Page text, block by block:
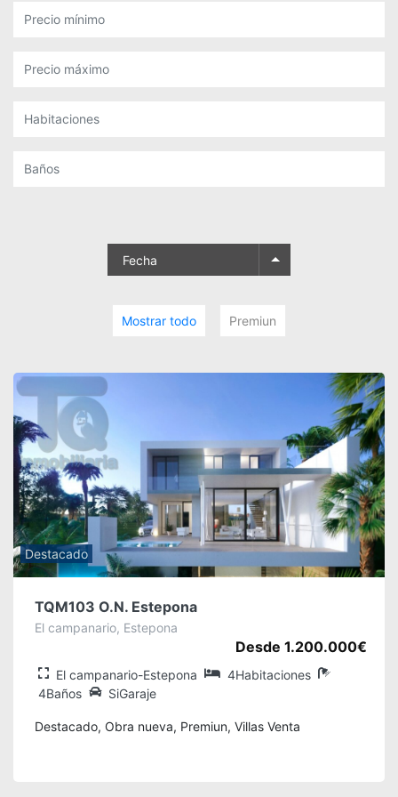
Fecha
Mostrar todo Premiun
Desde 1.200.000€
Destacado
TQM103 O.N. Estepona
El campanario, Estepona
El campanario-Estepona
4Habitaciones
4Baños
SiGaraje
Destacado, Obra nueva, Premiun, Villas Venta